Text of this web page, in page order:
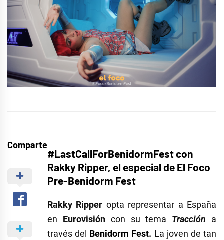
Comparte
#LastCallForBenidormFest con
Rakky Ripper, el especial de El Foco
Pre-Benidorm Fest
Rakky Ripper opta representar a España
en Eurovisióncon su tema Tracción a
través del Benidorm Fest. La joven de tan